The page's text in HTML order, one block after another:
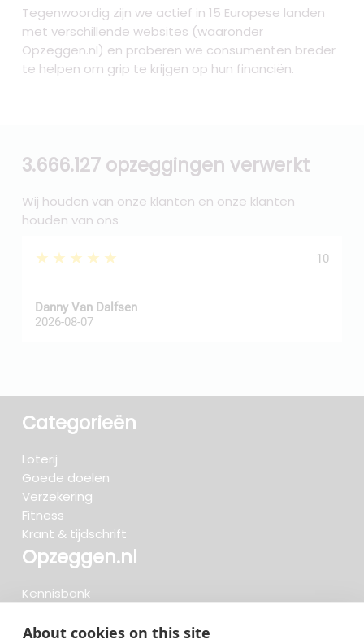
About cookies on this site
Tegenwoordig zijn we actief in 15 Europese landen
met verschillende websites (waaronder
Opzeggen.nl) en proberen we consumenten breder
te helpen om grip te krijgen op hun financiën.
3.666.127 opzeggingen verwerkt
Wij houden van onze klanten en onze klanten
houden van ons
★★★★★ 10
Danny Van Dalfsen
2026-08-07
Categorieën
Loterij
Goede doelen
Verzekering
Fitness
Krant & tijdschrift
Opzeggen.nl
Kennisbank
Beoordelingen